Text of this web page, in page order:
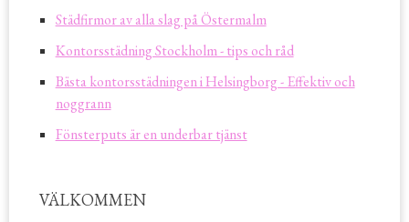
Städfirmor av alla slag på Östermalm
Kontorsstädning Stockholm - tips och råd
Bästa kontorsstädningen i Helsingborg - Effektiv och
noggrann
Fönsterputs är en underbar tjänst
VÄLKOMMEN